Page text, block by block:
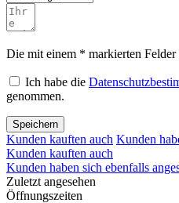
Die mit einem * markierten
Ich habe die
genommen.
Speichern
Kunden kauften auch Kunden
Kunden kauften auch
Kunden haben sich ebenfalls
Zuletzt angesehen
Öffnungszeiten